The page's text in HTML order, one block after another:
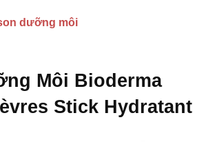
dưỡng môi
Môi Bioderma
Stick Hydratant